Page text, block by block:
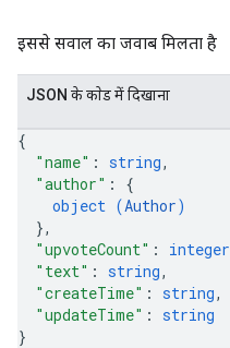
इससे सवाल का जवाब मिलता है
JSON के काेड में दिखाना
{
"name" : string,
"author" : {
object (Author)
},
"upvoteCount" : integer
"text" : string,
"createTime" : string,
"updateTime" : string
}